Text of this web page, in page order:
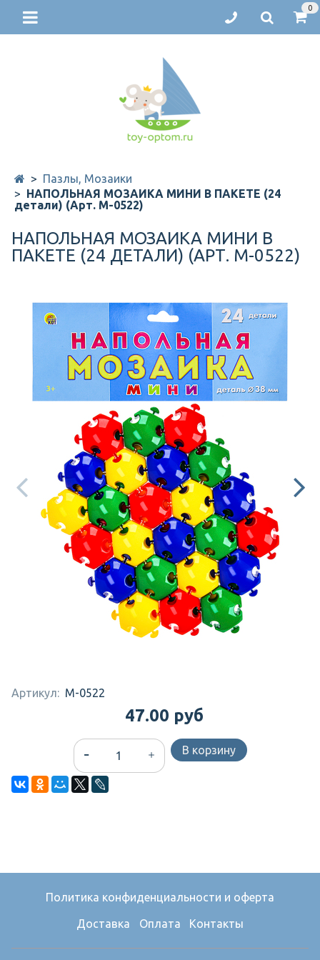
0
Пазлы, Мозаики
НАПОЛЬНАЯ МОЗАИКА МИНИ В ПАКЕТЕ (24
детали) (Арт. М-0522)
НАПОЛЬНАЯ МОЗАИКА МИНИ В
ПАКЕТЕ (24 ДЕТАЛИ) (АРТ. М-0522)
Артикул: М-0522
47.00 руб
В корзину
Политика конфиденциальности и оферта
Доставка Оплата Контакты